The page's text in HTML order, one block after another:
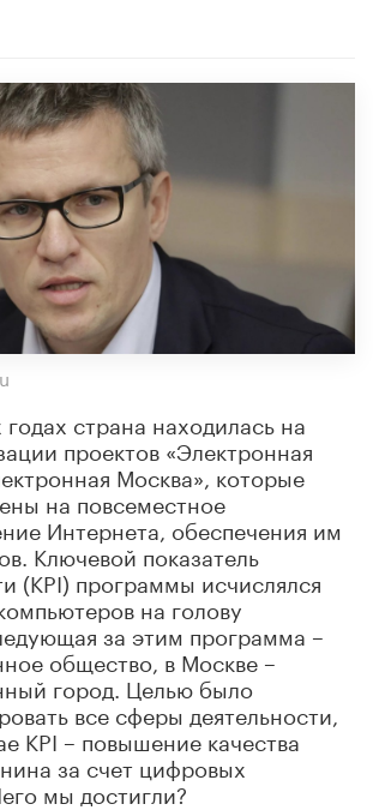
страна находилась на
проектов «Электронная
Москва», которые
на повсеместное
Интернета, обеспечения им
Ключевой показатель
(KPI) программы исчислялся
на голову
за этим программа –
общество, в Москве –
город. Целью было
все сферы деятельности,
KPI – повышение качества
за счет цифровых
мы достигли?